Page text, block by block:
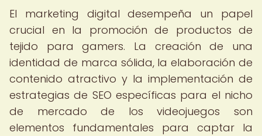
El marketing digital desempeña un papel
crucial en la promoción de productos de
tejido para gamers. La creación de una
identidad de marca sólida, la elaboración de
contenido atractivo y la implementación de
estrategias de SEO específicas para el nicho
de mercado de los videojuegos son
elementos fundamentales para captar la